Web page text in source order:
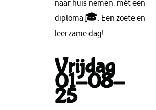
naar huis nemen, mét een
diploma 🎓. Een zoete en
leerzame dag!
Vrijdag
01-08-
25